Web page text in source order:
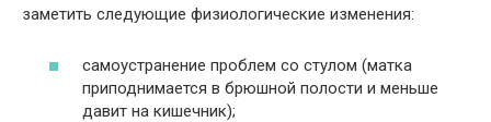
заметить следующие физиологические изменения:
самоустранение проблем со стулом (матка
приподнимается в брюшной полости и меньше
давит на кишечник);